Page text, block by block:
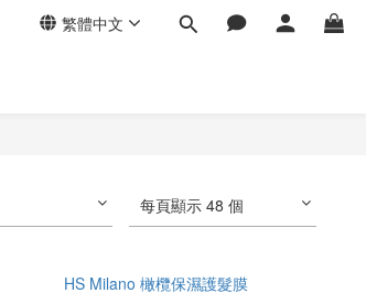
繁體中文
每頁顯示 48 個